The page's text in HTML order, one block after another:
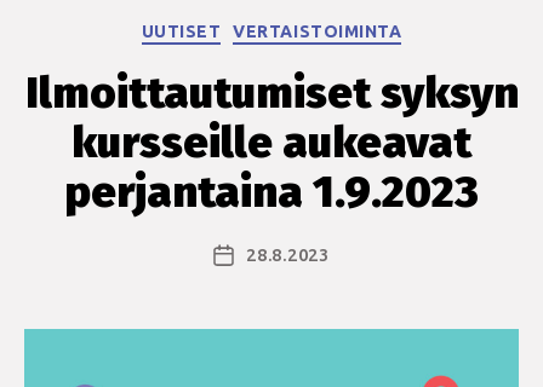
Kategoriat
UUTISET VERTAISTOIMINTA
Ilmoittautumiset syksyn
kursseille aukeavat
perjantaina 1.9.2023
Julkaisupäivämäärä
28.8.2023